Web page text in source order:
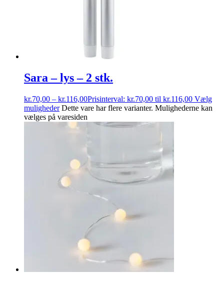
Sara – lys – 2 stk.
kr.70,00 – kr.116,00Prisinterval: kr.70,00 til kr.116,00 Vælg
muligheder Dette vare har flere varianter. Mulighederne kan
vælges på varesiden